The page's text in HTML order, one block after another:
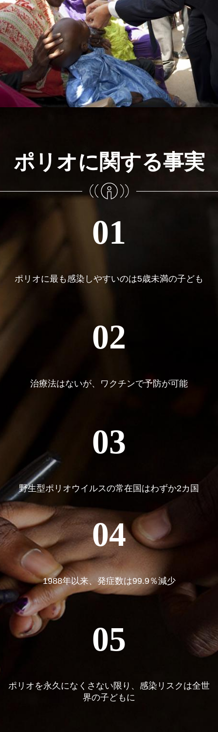
ポリオに関する事実
01
ポリオに最も感染しやすいのは5歳未満の子ども
02
治療法はないが、ワクチンで予防が可能
03
野生型ポリオウイルスの常在国はわずか2カ国
04
1988年以来、発症数は99.9％減少
05
ポリオを永久になくさない限り、感染リスクは全世
界の子どもに